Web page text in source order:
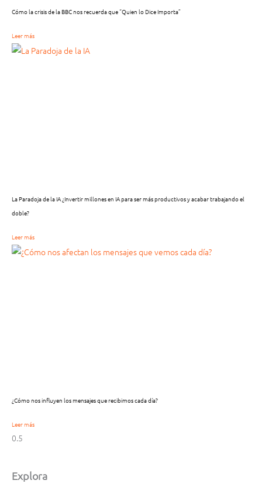
Cómo la crisis de la BBC nos recuerda que “Quien lo Dice Importa”
Leer más
La Paradoja de la IA ¿Invertir millones en IA para ser más productivos y acabar trabajando el
doble?
Leer más
¿Cómo nos influyen los mensajes que recibimos cada día?
Leer más
Explora